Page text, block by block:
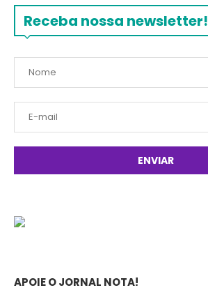
Receba nossa newsletter!
APOIE O JORNAL NOTA!